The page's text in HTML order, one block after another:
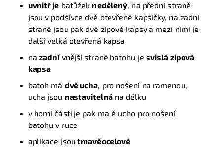
uvnitř je batůžek nedělený, na přední straně
jsou v podšívce dvě otevřené kapsičky, na zadní
straně jsou pak dvě zipové kapsy a mezi nimi je
další velká otevřená kapsa
na zadnívnější straně batohu je svislá zipová
kapsa
batoh má dvě ucha, pro nošení na ramenou,
ucha jsou nastavitelnána délku
v horní části je pak malé ucho pro nošení
batohu v ruce
aplikace jsou tmavěocelové